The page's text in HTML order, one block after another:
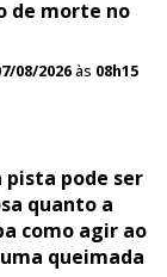
de morte no
08/2026às 08h15
pista pode ser
quanto a
como agir ao
queimada